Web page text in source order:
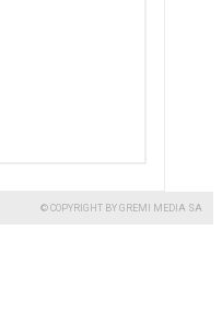
© COPYRIGHT BY GREMI MEDIA SA